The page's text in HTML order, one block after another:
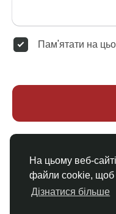
На цьому веб-
файли cookie, щоб
Дізнатися більше
Пам'ятати на
Немає